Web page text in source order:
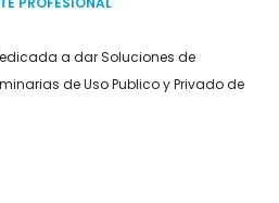
a dar Soluciones de
de Uso Publico y Privado de